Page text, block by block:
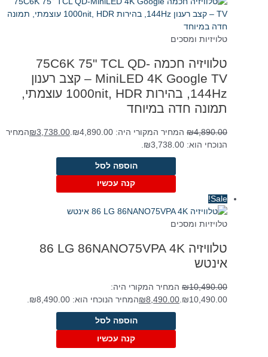
טלויזיות ומסכים
טלוויזיה חכמה 75C6K 75" TCL QD-
MiniLED 4K Google TV – קצב רענון
144Hz, בהירות 1000nit, HDR עוצמתי,
תמונה חדה במיוחד
₪4,890.00 המחיר המקורי היה: ₪4,890.00. ₪3,738.00
המחיר
הנוכחי הוא: ₪3,738.00.
הוספה לסל
קנה עכשיו
Sale!
טלויזיות ומסכים
טלוויזיה LG 86NANO75VPA 4K ‏86
‏אינטש
₪10,490.00
המחיר המקורי היה:
₪10,490.00.
₪8,490.00 המחיר הנוכחי הוא: ₪8,490.00.
הוספה לסל
קנה עכשיו